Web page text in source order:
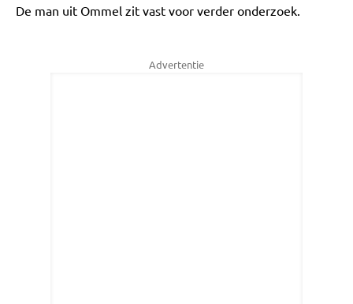
De man uit Ommel zit vast voor verder onderzoek.
Advertentie